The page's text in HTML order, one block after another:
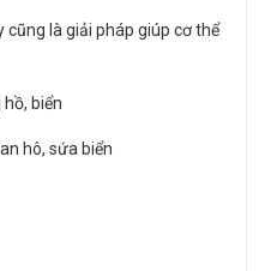
cũng là giải pháp giúp cơ thể
biển
hô, sứa biển